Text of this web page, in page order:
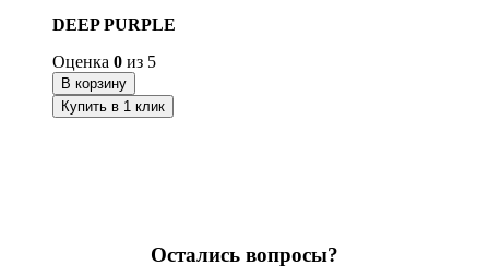
DEEP PURPLE
Оценка 0 из 5
В корзину
Купить в 1 клик
Остались вопросы?